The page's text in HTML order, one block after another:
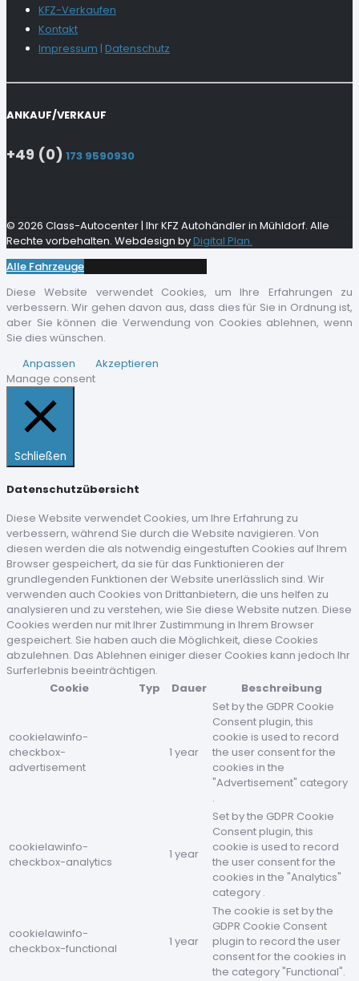
KFZ-Verkaufen
Kontakt
Impressum | Datenschutz
ANKAUF/VERKAUF
+49 (0) 173 9590930
© 2026 Class-Autocenter | Ihr KFZ Autohändler in Mühldorf. Alle
Rechte vorbehalten. Webdesign byDigital Plan.
Alle Fahrzeuge
Diese Website verwendet Cookies, um Ihre Erfahrungen zu
verbessern. Wir gehen davon aus, dass dies für Sie in Ordnung ist,
aber Sie können die Verwendung von Cookies ablehnen, wenn
Sie dies wünschen.
Anpassen
Akzeptieren
Manage consent
Schließen
Datenschutzübersicht
Diese Website verwendet Cookies, um Ihre Erfahrung zu
verbessern, während Sie durch die Website navigieren. Von
diesen werden die als notwendig eingestuften Cookies auf Ihrem
Browser gespeichert, da sie für das Funktionieren der
grundlegenden Funktionen der Website unerlässlich sind. Wir
verwenden auch Cookies von Drittanbietern, die uns helfen zu
analysieren und zu verstehen, wie Sie diese Website nutzen. Diese
Cookies werden nur mit Ihrer Zustimmung in Ihrem Browser
gespeichert. Sie haben auch die Möglichkeit, diese Cookies
abzulehnen. Das Ablehnen einiger dieser Cookies kann jedoch Ihr
Surferlebnis beeinträchtigen.
Cookie
Typ Dauer Beschreibung
cookielawinfo-
checkbox-
advertisement
1 year
Set by the GDPR Cookie
Consent plugin, this
cookie is used to record
the user consent for the
cookies in the
"Advertisement" category
.
cookielawinfo-
checkbox-analytics
1 year
Set by the GDPR Cookie
Consent plugin, this
cookie is used to record
the user consent for the
cookies in the "Analytics"
category .
cookielawinfo-
checkbox-functional
1 year
The cookie is set by the
GDPR Cookie Consent
plugin to record the user
consent for the cookies in
the category "Functional".